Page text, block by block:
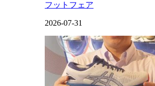
フットフェア
2026-07-31